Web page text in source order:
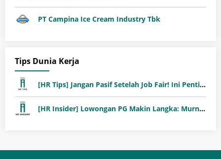
PT Campina Ice Cream Industry Tbk
Tips Dunia Kerja
[HR Tips] Jangan Pasif Setelah Job Fair! Ini Pentingnya Follow-Up Setelah Job Fair
[HR Insider] Lowongan PG Makin Langka: Murni Seleksi atau Jalur Orang Dalam?